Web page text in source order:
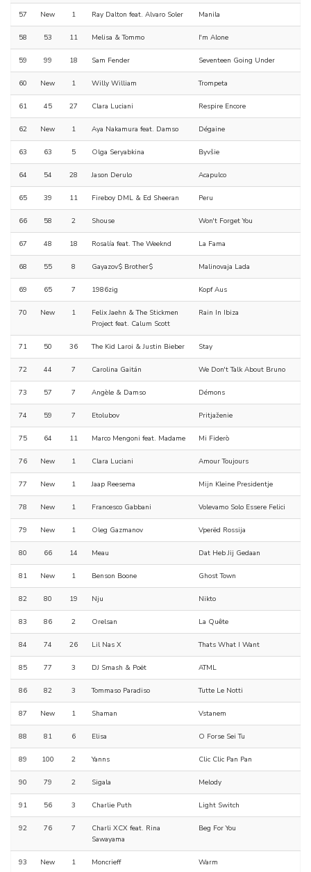
57 New 1 Ray Dalton feat. Alvaro Soler Manila
58 53 11 Melisa & Tommo I'm Alone
59 99 18 Sam Fender Seventeen Going Under
60 New 1 Willy William Trompeta
61 45 27 Clara Luciani Respire Encore
62 New 1 Aya Nakamura feat. Damso Dégaine
63 63 5 Olga Seryabkina Byvšie
64 54 28 Jason Derulo Acapulco
65 39 11 Fireboy DML & Ed Sheeran Peru
66 58 2 Shouse Won't Forget You
67 48 18 Rosalía feat. The Weeknd La Fama
68 55 8 Gayazov$ Brother$ Malinovaja Lada
69 65 7 1986zig Kopf Aus
70 New 1
Felix Jaehn & The Stickmen
Project feat. Calum Scott
Rain In Ibiza
71 50 36 The Kid Laroi & Justin Bieber Stay
72 44 7 Carolina Gaitán We Don't Talk About Bruno
73 57 7 Angèle & Damso Démons
74 59 7 Etolubov Pritjaženie
75 64 11 Marco Mengoni feat. Madame Mi Fiderò
76 New 1 Clara Luciani Amour Toujours
77 New 1 Jaap Reesema Mijn Kleine Presidentje
78 New 1 Francesco Gabbani Volevamo Solo Essere Felici
79 New 1 Oleg Gazmanov Vperëd Rossija
80 66 14 Meau Dat Heb Jij Gedaan
81 New 1 Benson Boone Ghost Town
82 80 19 Nju Nikto
83 86 2 Orelsan La Quête
84 74 26 Lil Nas X Thats What I Want
85 77 3 DJ Smash & Poët ATML
86 82 3 Tommaso Paradiso Tutte Le Notti
87 New 1 Shaman Vstanem
88 81 6 Elisa O Forse Sei Tu
89 100 2 Yanns Clic Clic Pan Pan
90 79 2 Sigala Melody
91 56 3 Charlie Puth Light Switch
92 76 7
Charli XCX feat. Rina
Sawayama
Beg For You
93 New 1 Moncrieff Warm